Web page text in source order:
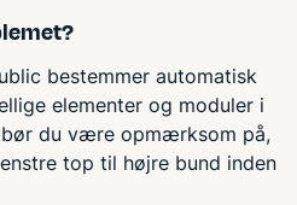
bestemmer automatisk
elementer og moduler i
bør du være opmærksom på,
top til højre bund inden